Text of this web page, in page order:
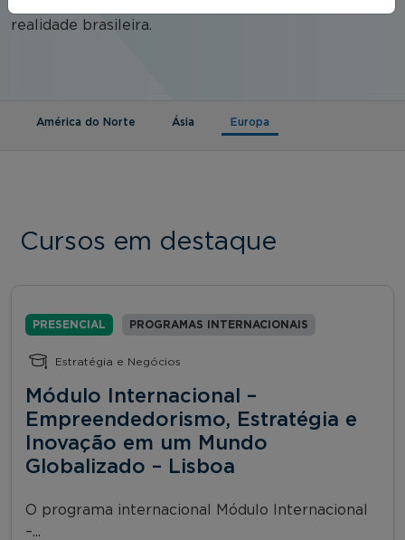
realidade brasileira.
América do Norte Ásia Europa
Cursos em destaque
PRESENCIAL PROGRAMAS INTERNACIONAIS
Estratégia e Negócios
Módulo Internacional –
Empreendedorismo, Estratégia e
Inovação em um Mundo
Globalizado – Lisboa
O programa internacional Módulo Internacional
–...